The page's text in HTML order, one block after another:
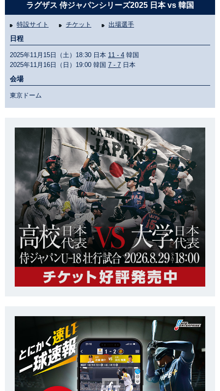
ラグザス 侍ジャパンシリーズ2025 日本 vs 韓国
特設サイト チケット 出場選手
日程
2025年11月15日（土）18:30 日本 11 - 4 韓国
2025年11月16日（日）19:00 韓国 7 - 7 日本
会場
東京ドーム